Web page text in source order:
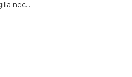
nec…